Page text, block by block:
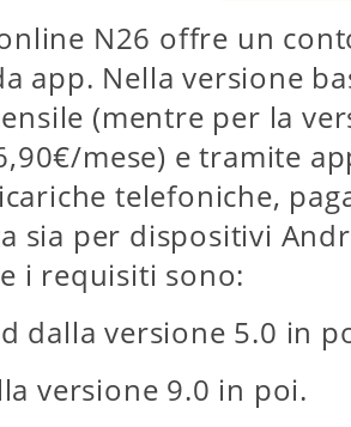
N26 offre un
app. Nella versione
(mentre per la
mese) e tramite
telefoniche,
sia per dispositivi
i requisiti sono:
dalla versione 5.0 in
versione 9.0 in poi.